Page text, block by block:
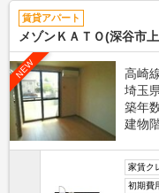
賃貸アパート
メゾンＫＡＴＯ(深谷市
NEW
高崎
埼玉
築年
建物
家賃ク
初期費